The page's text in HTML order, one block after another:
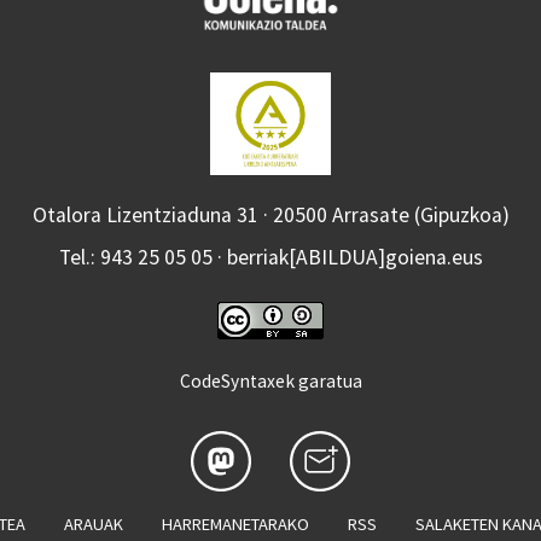
Otalora Lizentziaduna 31 · 20500 Arrasate (Gipuzkoa)
Tel.: 943 25 05 05 · berriak[ABILDUA]goiena.eus
CodeSyntaxek garatua
ARAUAK HARREMANETARAKO RSS SALAKETEN